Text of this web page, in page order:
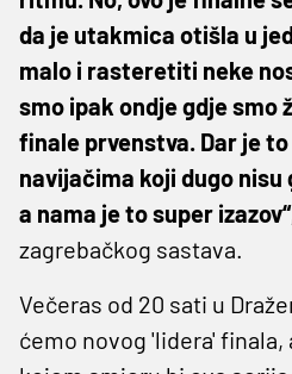
da je utakmica otišla u
malo i rasteretiti neke
smo ipak ondje gdje smo
finale prvenstva. Dar je
navijačima koji dugo
a nama je to super
zagrebačkog sastava.
Večeras od 20 sati u
ćemo novog 'lidera' finala,